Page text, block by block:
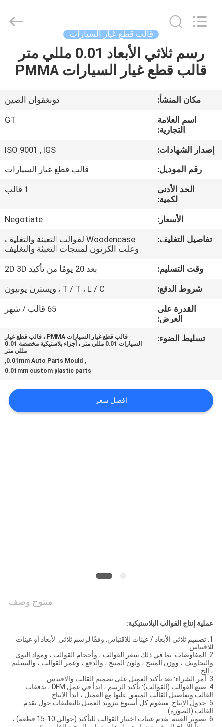
منزل،
بيت
منتجات
معلومات
عنا
جولة
المعمل
مراقبة
الجودة
اتصل
أخبار
اقتباس
MOULD
FACTORY.
قالب قطع غيار السيارات
رسم ثلاثي الأبعاد 0.01 مللي متر
قالب قطع غيار السيارات PMMA
مكان المنشأ:
دونغقوان الصين
اسم العلامة
التجارية:
GT
إصدار الشهادات:
ISO 9001 , IGS
رقم الموديل:
قالب قطع غيار السيارات
الحد الأدنى
لكمية:
1 قالب
الأسعار:
Negotiate
تفاصيل التغليف:
Woodencase لقوالب التعبئة والتغليف
وعلب الكرتون لمنتجات التعبئة والتغليف
وقت التسليم:
بعد 20 يومًا من تأكيد 2D 3D
شروط الدفع:
T / T ، L / C ، ويسترن يونيون
القدرة على
العرض:
65 قالب / شهر
تسليط الضوء:
قالب قطع غيار السيارات PMMA ، قالب قطع غيار
السيارات 0.01 مللي متر ، أجزاء بلاستيكية مخصصة 0.01
مللي متر
,
0.01mm Auto Parts Mould
,
0.01mm custom plastic parts
افضل سعر
منتوج وصف
عملية إنتاج القوالب البلاستيكية:
1. تصميم ثلاثي الأبعاد / عينات للاقتباس: وفقًا لرسم ثلاثي الأبعاد أو عينات
للاقتباس.
2. المفاوضات: بما في ذلك سعر القوالب ، وأحجام القوالب ، ومواد النوى
والتجاويف ، ووزن المنتج ، ولون المنتج ، والدفع ، وعمر القوالب ، والتسليم
، إلخ.
3. أمر الشراء: بعد تأكيد العميل على تصميم القالب والاقتباس.
4. صنع القوالب (القوالب): تأكيد الرسم ، ابدأ في عمل DFM ، تدفقات
القالب وتفاصيل القالب المتفق عليها مع العميل ، ابدأ الإنتاج.
5. جدول الإنتاج: سنقوم كل أسبوع بتزويد العميل بالتعليقات حول تقدم
القالب (الصورة).
6. تصوير العينة: نقدم عينات اختبار القوالب للتأكيد (حوالي 10-15 قطعة) ،